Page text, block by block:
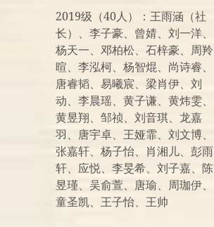
2019级（40人）：王雨涵（社
长）、李子豪、曾婧、刘一洋、
杨天一、邓柏松、石梓豪、周羚
暄、李泓柯、杨智焜、尚诗睿、
唐睿韬、易曦宸、梁肖伊、刘
动、李晨瑶、黄子谦、黄炜雯、
黄昱翔、邹祯、刘音琪、龙嘉
羽、唐宇卓、王娅霏、刘文博、
张嘉轩、杨子怡、肖湘儿、彭雨
轩、应悦、李旻希、刘子嘉、陈
昱瑾、吴俞萱、唐瑜、周珈伊、
童圣凯、王子怡、王帅